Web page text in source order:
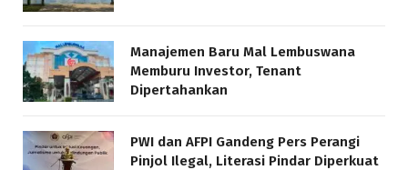
Manajemen Baru Mal Lembuswana
Memburu Investor, Tenant
Dipertahankan
PWI dan AFPI Gandeng Pers Perangi
Pinjol Ilegal, Literasi Pindar Diperkuat